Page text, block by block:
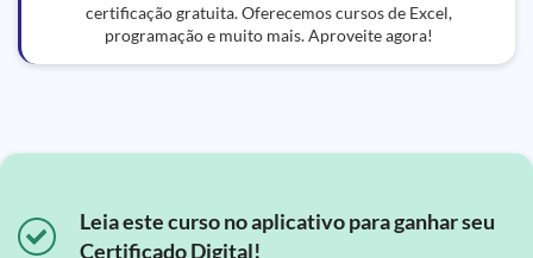
certificação gratuita. Oferecemos cursos de Excel,
programação e muito mais. Aproveite agora!
Leia este curso no aplicativo para ganhar seu
Certificado Digital!